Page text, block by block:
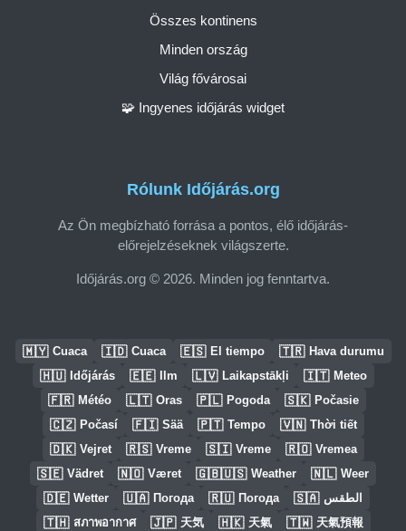
Rólunk Időjárás.org
Az Ön megbízható forrása a pontos, élő időjárás-
előrejelzéseknek világszerte.
Időjárás.org © 2026. Minden jog fenntartva.
Összes kontinens
Minden ország
Világ fővárosai
🧩 Ingyenes időjárás widget
🇲🇾 Cuaca 🇮🇩 Cuaca 🇪🇸 El tiempo 🇹🇷 Hava durumu
🇭🇺 Időjárás 🇪🇪 Ilm 🇱🇻 Laikapstākļi 🇮🇹 Meteo
🇫🇷 Météo 🇱🇹 Oras 🇵🇱 Pogoda 🇸🇰 Počasie
🇨🇿 Počasí 🇫🇮 Sää 🇵🇹 Tempo 🇻🇳 Thời tiết
🇩🇰 Vejret 🇷🇸 Vreme 🇸🇮 Vreme 🇷🇴 Vremea
🇸🇪 Vädret 🇳🇴 Været 🇬🇧🇺🇸 Weather 🇳🇱 Weer
🇩🇪 Wetter 🇺🇦 Погода 🇷🇺 Погода 🇸🇦 الطقس
🇹🇭 สภาพอากาศ 🇯🇵 天気 🇭🇰 天氣 🇹🇼 天氣預報